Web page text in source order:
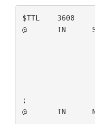
$TTL    3600
@       IN
;
@       IN      NS